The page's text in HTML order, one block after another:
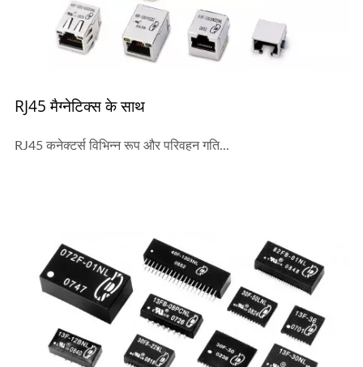
RJ45 मैग्नेटिक्स के साथ
RJ45 कनेक्टर्स विभिन्न रूप और परिवहन गति...